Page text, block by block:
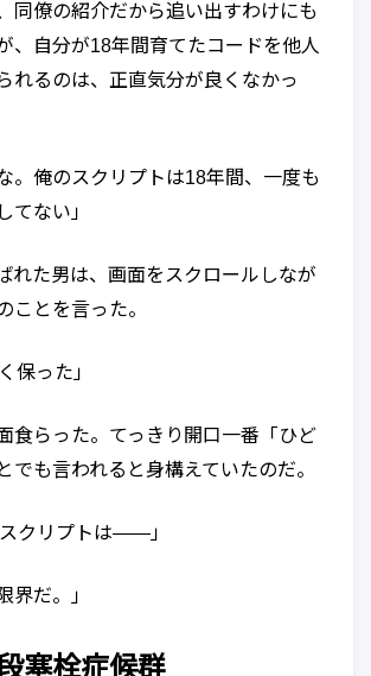
同僚の紹介だから追い出すわけにも
、自分が18年間育てたコードを他人
れるのは、正直気分が良くなかっ
。俺のスクリプトは18年間、一度も
てない」
れた男は、画面をスクロールしなが
とを言った。
保った」
食らった。てっきり開口一番「ひど
でも言われると身構えていたのだ。
スクリプトは——」
界だ。」
塞栓症候群